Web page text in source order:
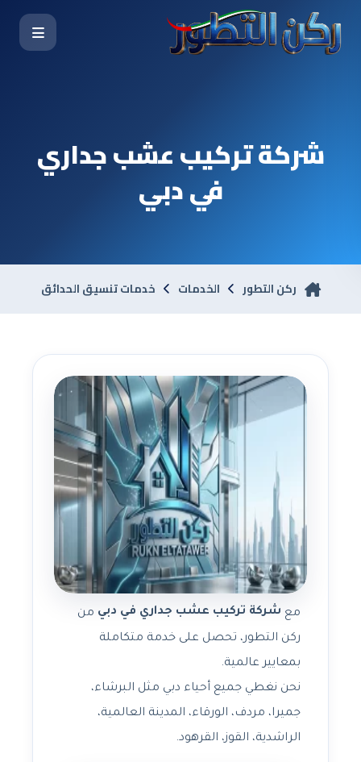
شركة تركيب عشب جداري
في دبي
ركن التطور الخدمات خدمات تنسيق الحدائق
مع شركة تركيب عشب جداري في دبي من
ركن التطور، تحصل على خدمة متكاملة
بمعايير عالمية.
نحن نغطي جميع أحياء دبي مثل البرشاء،
جميرا، مردف، الورقاء، المدينة العالمية،
الراشدية، القوز، القرهود.